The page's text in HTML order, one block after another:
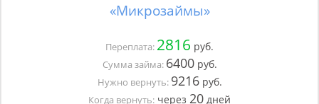
«Микрозаймы»
Переплата: 2816 руб.
Сумма займа: 6400руб.
Нужно вернуть: 9216руб.
Когда вернуть: через 20 дней